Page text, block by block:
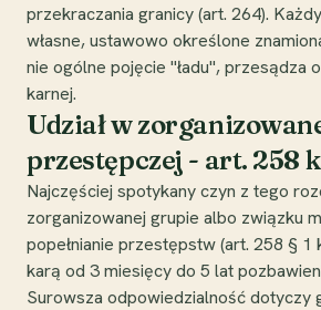
przekraczania granicy (art. 264).
własne, ustawowo określone
nie ogólne pojęcie "ładu", przesądza
karnej.
Udział w
przestępczej - art. 258
Najczęściej spotykany czyn z tego
zorganizowanej grupie albo związku
popełnianie przestępstw (art. 258 § 1
karą od 3 miesięcy do 5 lat
Surowsza odpowiedzialność dotyczy